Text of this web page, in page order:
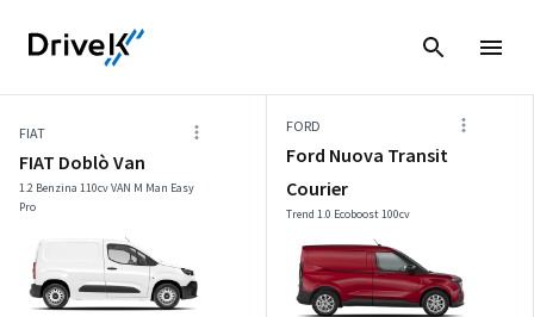
FIAT
FIAT Doblò Van
1.2 Benzina 110cv VAN M Man Easy
Pro
FORD
Ford Nuova Transit
Courier
Trend 1.0 Ecoboost 100cv